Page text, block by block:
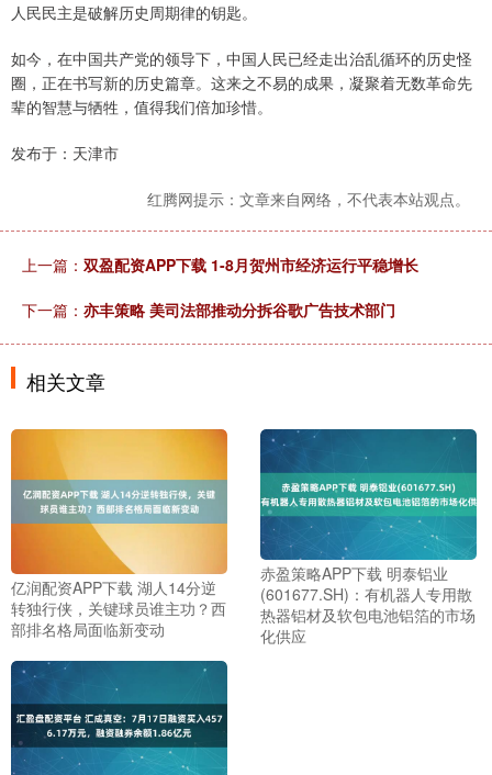
人民民主是破解历史周期律的钥匙。
如今，在中国共产党的领导下，中国人民已经走出治乱循环的历史怪
圈，正在书写新的历史篇章。这来之不易的成果，凝聚着无数革命先
辈的智慧与牺牲，值得我们倍加珍惜。
发布于：天津市
红腾网提示：文章来自网络，不代表本站观点。
上一篇： 双盈配资APP下载 1-8月贺州市经济运行平稳增长
下一篇： 亦丰策略 美司法部推动分拆谷歌广告技术部门
相关文章
亿润配资APP下载 湖人14分逆
转独行侠，关键球员谁主功？西
部排名格局面临新变动
赤盈策略APP下载 明泰铝业
(601677.SH)：有机器人专用散
热器铝材及软包电池铝箔的市场
化供应